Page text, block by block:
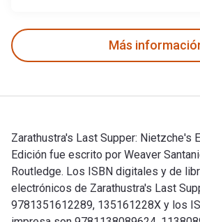
Más
Zarathustra's Last Supper: Nietzche's
Edición fue escrito por Weaver
Routledge. Los ISBN digitales y de
electrónicos de Zarathustra's Last
9781351612289, 135161228X y los